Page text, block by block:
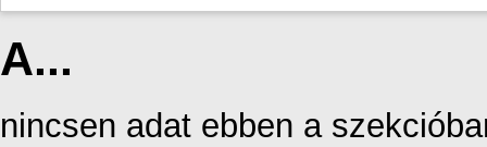
A...
nincsen adat ebben a